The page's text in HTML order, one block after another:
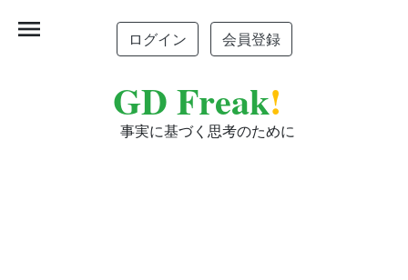
ログイン 会員登録
GD Freak!
事実に基づく思考のために
menu